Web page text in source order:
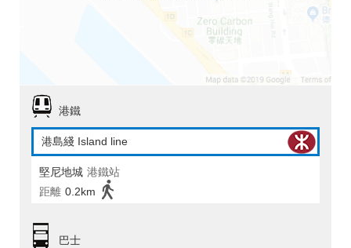
港鐵
港島綫 Island line
堅尼地城 港鐵站
距離 0.2km
巴士